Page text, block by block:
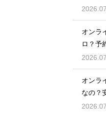
条件と
オンラ
ロ？予
コツ
オンラ
なの？
リーに